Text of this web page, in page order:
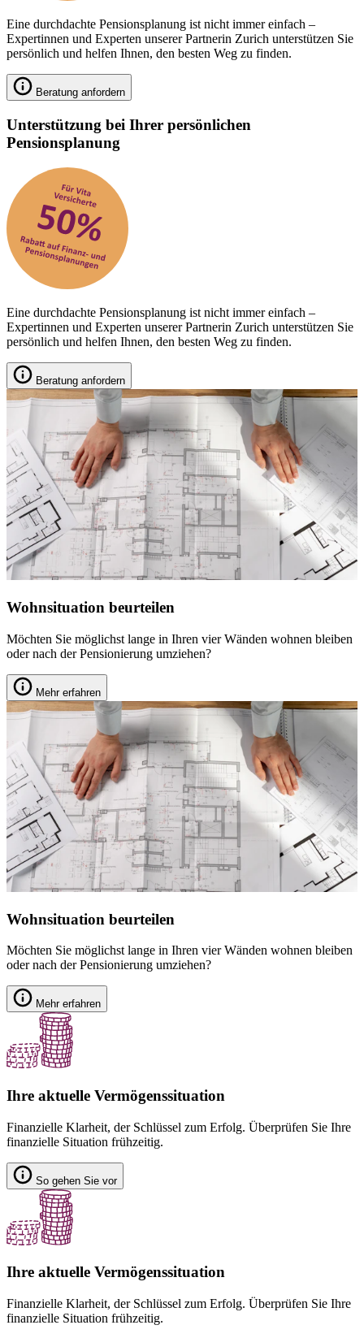
Eine durchdachte Pensionsplanung ist nicht immer einfach –
Expertinnen und Experten unserer Partnerin Zurich unterstützen Sie
persönlich und helfen Ihnen, den besten Weg zu finden.
Beratung anfordern
Unterstützung bei Ihrer persönlichen
Pensionsplanung
Eine durchdachte Pensionsplanung ist nicht immer einfach –
Expertinnen und Experten unserer Partnerin Zurich unterstützen Sie
persönlich und helfen Ihnen, den besten Weg zu finden.
Beratung anfordern
Wohnsituation beurteilen
Möchten Sie möglichst lange in Ihren vier Wänden wohnen bleiben
oder nach der Pensionierung umziehen?
Mehr erfahren
Wohnsituation beurteilen
Möchten Sie möglichst lange in Ihren vier Wänden wohnen bleiben
oder nach der Pensionierung umziehen?
Mehr erfahren
Ihre aktuelle Vermögenssituation
Finanzielle Klarheit, der Schlüssel zum Erfolg. Überprüfen Sie Ihre
finanzielle Situation frühzeitig.
So gehen Sie vor
Ihre aktuelle Vermögenssituation
Finanzielle Klarheit, der Schlüssel zum Erfolg. Überprüfen Sie Ihre
finanzielle Situation frühzeitig.